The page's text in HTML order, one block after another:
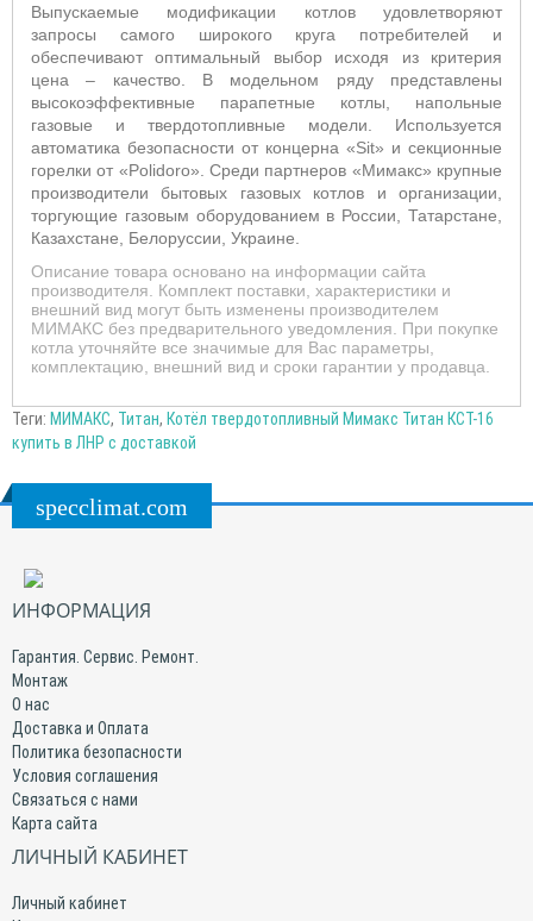
Выпускаемые модификации котлов удовлетворяют
запросы самого широкого круга потребителей и
обеспечивают оптимальный выбор исходя из критерия
цена – качество. В модельном ряду представлены
высокоэффективные парапетные котлы, напольные
газовые и твердотопливные модели. Используется
автоматика безопасности от концерна «Sit» и секционные
горелки от «Polidoro». Среди партнеров «Мимакс» крупные
производители бытовых газовых котлов и организации,
торгующие газовым оборудованием в России, Татарстане,
Казахстане, Белоруссии, Украине.
Описание товара основано на информации сайта
производителя. Комплект поставки, характеристики и
внешний вид могут быть изменены производителем
МИМАКС без предварительного уведомления. При покупке
котла уточняйте все значимые для Вас параметры,
комплектацию, внешний вид и сроки гарантии у продавца.
Теги: МИМАКС, Титан, Котёл твердотопливный Мимакс Титан КСТ-16
купить в ЛНР с доставкой
specclimat.com
ИНФОРМАЦИЯ
Гарантия. Сервис. Ремонт.
Монтаж
О нас
Доставка и Оплата
Политика безопасности
Условия соглашения
Связаться с нами
Карта сайта
ЛИЧНЫЙ КАБИНЕТ
Личный кабинет